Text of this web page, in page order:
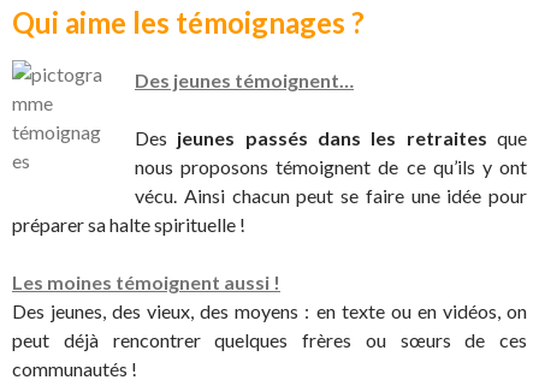
Qui aime les témoignages ?
Des jeunes témoignent…
Des jeunes passés dans les retraites que
nous proposons témoignent de ce qu’ils y ont
vécu. Ainsi chacun peut se faire une idée pour
préparer sa halte spirituelle !
Les moines témoignent aussi !
Des jeunes, des vieux, des moyens : en texte ou en vidéos, on
peut déjà rencontrer quelques frères ou sœurs de ces
communautés !